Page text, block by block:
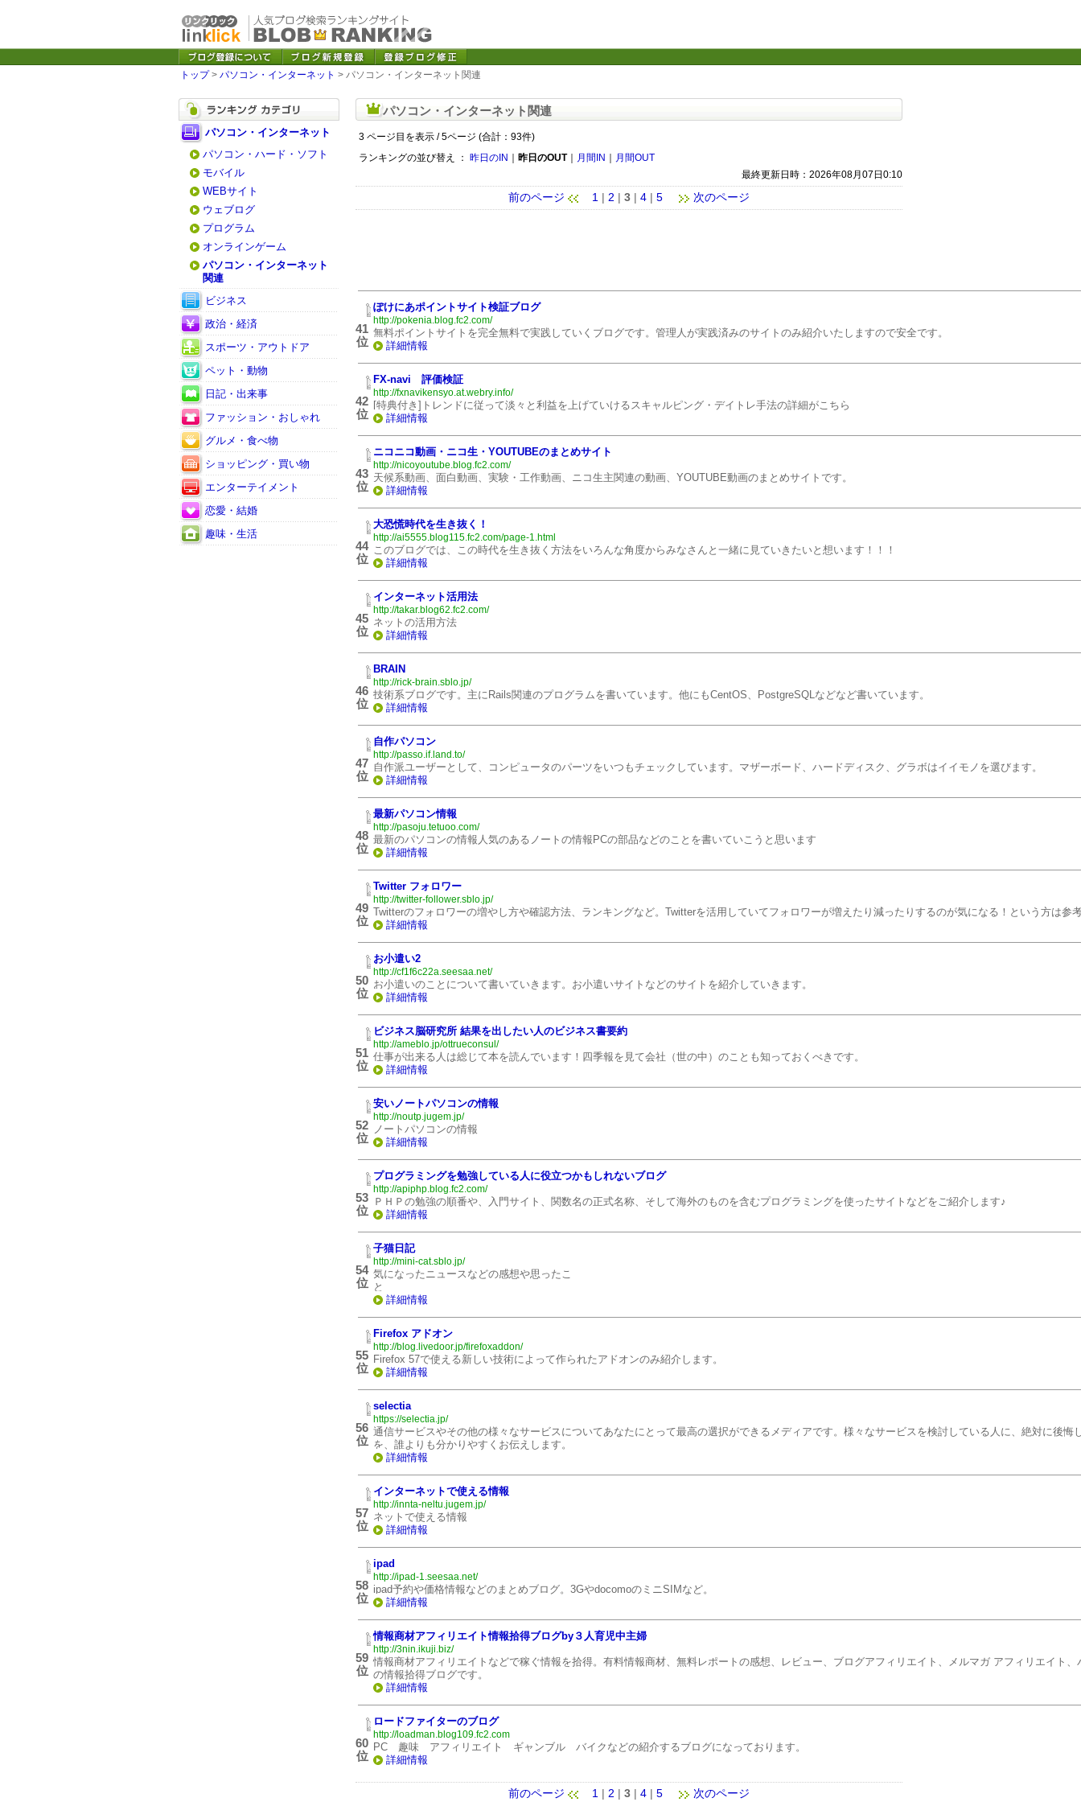
トップ> パソコン・インターネット > パソコン・インターネット関連
パソコン・インターネット
パソコン・ハード・ソフト
モバイル
WEBサイト
ウェブログ
プログラム
オンラインゲーム
パソコン・インターネット
関連
ビジネス
政治・経済
スポーツ・アウトドア
ペット・動物
日記・出来事
ファッション・おしゃれ
グルメ・食べ物
ショッピング・買い物
エンターテイメント
恋愛・結婚
趣味・生活
パソコン・インターネット関連
3 ページ目を表示 / 5ページ (合計：93件)
ランキングの並び替え ： 昨日のIN 昨日のOUT｜ 月間IN
月間OUT
最終更新日時：2026年08月07日0:10
前のページ 1 | 2 | 3 | 4 | 5 次のページ
41
位
ぽけにあポイントサイト検証ブログ
http://pokenia.blog.fc2.com/
無料ポイントサイトを完全無料で実践していくブログです。管理人が実践済みのサイトのみ紹介いたしますので安全です。
詳細情報
42
位
FX-navi 評価検証
http://fxnavikensyo.at.webry.info/
[特典付き]トレンドに従って淡々と利益を上げていけるスキャルピング・デイトレ手法の詳細がこちら
詳細情報
43
位
ニコニコ動画・ニコ生・YOUTUBEのまとめサイト
http://nicoyoutube.blog.fc2.com/
天候系動画、面白動画、実験・工作動画、ニコ生主関連の動画、YOUTUBE動画のまとめサイトです。
詳細情報
44
位
大恐慌時代を生き抜く！
http://ai5555.blog115.fc2.com/page-1.html
このブログでは、この時代を生き抜く方法をいろんな角度からみなさんと一緒に見ていきたいと想います！！！
詳細情報
45
位
インターネット活用法
http://takar.blog62.fc2.com/
ネットの活用方法
詳細情報
46
位
BRAIN
http://rick-brain.sblo.jp/
技術系ブログです。主にRails関連のプログラムを書いています。他にもCentOS、PostgreSQLなどなど書いています。
詳細情報
47
位
自作パソコン
http://passo.if.land.to/
自作派ユーザーとして、コンピュータのパーツをいつもチェックしています。マザーボード、ハードディスク、グラボはイイモノを選びます。
詳細情報
48
位
最新パソコン情報
http://pasoju.tetuoo.com/
最新のパソコンの情報人気のあるノートの情報PCの部品などのことを書いていこうと思います
詳細情報
49
位
Twitter フォロワー
http://twitter-follower.sblo.jp/
Twitterのフォロワーの増やし方や確認方法、ランキングなど。Twitterを活用していてフォロワーが増えたり減ったりするのが気になる！という方は参
詳細情報
50
位
お小遣い2
http://cf1f6c22a.seesaa.net/
お小遣いのことについて書いていきます。お小遣いサイトなどのサイトを紹介していきます。
詳細情報
51
位
ビジネス脳研究所 結果を出したい人のビジネス書要約
http://ameblo.jp/ottrueconsul/
仕事が出来る人は総じて本を読んでいます！四季報を見て会社（世の中）のことも知っておくべきです。
詳細情報
52
位
安いノートパソコンの情報
http://noutp.jugem.jp/
ノートパソコンの情報
詳細情報
53
位
プログラミングを勉強している人に役立つかもしれないブログ
http://apiphp.blog.fc2.com/
ＰＨＰの勉強の順番や、入門サイト、関数名の正式名称、そして海外のものを含むプログラミングを使ったサイトなどをご紹介します♪
詳細情報
54
位
子猫日記
http://mini-cat.sblo.jp/
気になったニュースなどの感想や思ったこ
詳細情報
55
位
Firefox アドオン
http://blog.livedoor.jp/firefoxaddon/
Firefox 57で使える新しい技術によって作られたアドオンのみ紹介します。
詳細情報
56
位
selectia
https://selectia.jp/
通信サービスやその他の様々なサービスについてあなたにとって最高の選択ができるメディアです。様々なサービスを検討している人に、絶対に後悔
を、誰よりも分かりやすくお伝えします。
詳細情報
57
位
インターネットで使える情報
http://innta-neltu.jugem.jp/
ネットで使える情報
詳細情報
58
位
ipad
http://ipad-1.seesaa.net/
ipad予約や価格情報などのまとめブログ。3GやdocomoのミニSIMなど。
詳細情報
59
位
情報商材アフィリエイト情報拾得ブログby３人育児中主婦
http://3nin.ikuji.biz/
情報商材アフィリエイトなどで稼ぐ情報を拾得。有料情報商材、無料レポートの感想、レビュー、ブログアフィリエイト、メルマガ アフィリエイト、
の情報拾得ブログです。
詳細情報
60
位
ロードファイターのブログ
http://loadman.blog109.fc2.com
PC 趣味 アフィリエイト ギャンブル バイクなどの紹介するブログになっております。
詳細情報
前のページ 1 | 2 | 3 | 4 | 5 次のページ